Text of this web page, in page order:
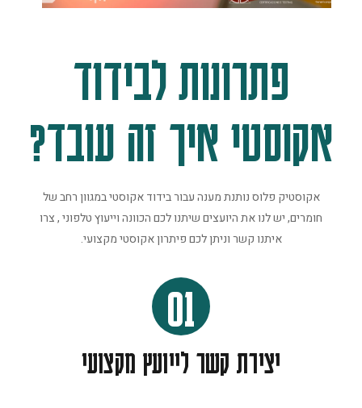
פתרונות לבידוד
אקוסטי איך זה עובד?
אקוסטיק פלוס נותנת מענה עבור בידוד אקוסטי במגוון רחב של
חומרים, יש לנו את היועצים שיתנו לכם הכוונה וייעוץ טלפוני , צרו
איתנו קשר וניתן לכם פיתרון אקוסטי מקצועי.
01
יצירת קשר לייועץ מקצועי